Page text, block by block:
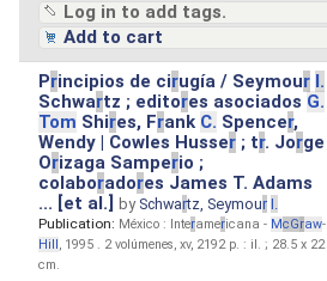
Log in to add tags.
Add to cart
Principios de cirugía / Seymour I.
Schwartz ; editores asociados G.
Tom Shires, Frank C. Spencer,
Wendy | Cowles Husser ; tr. Jorge
Orizaga Samperio ;
colaboradores James T. Adams
... [et al.]by Schwartz, Seymour I.
Publication: México : Interamericana - McGraw-
Hill, 1995 . 2 volúmenes, xv, 2192 p. : il. ; 28.5 x 22
cm.